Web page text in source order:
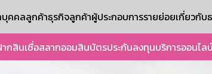
คคลลูกค้าธุรกิจลูกค้าผู้ประกอบการรายย่อยเกี่ยวกับ
กสินเชื่อสลากออมสินบัตรประกันลงทุนบริการออนไล